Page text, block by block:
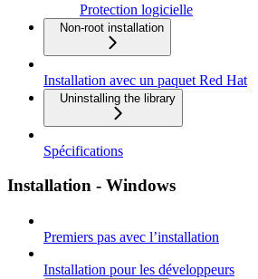
Protection logicielle
Non-root installation
Installation avec un paquet Red Hat
Uninstalling the library
Spécifications
Installation - Windows
Premiers pas avec l’installation
Installation pour les développeurs